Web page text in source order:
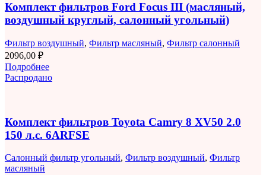
Комплект фильтров Ford Focus III (масляный,
воздушный круглый, салонный угольный)
Фильтр воздушный, Фильтр масляный, Фильтр салонный
2096,00 ₽
Подробнее
Распродано
Комплект фильтров Toyota Camry 8 XV50 2.0
150 л.с. 6ARFSE
Салонный фильтр угольный, Фильтр воздушный, Фильтр
масляный